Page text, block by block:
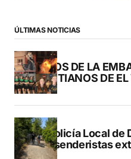
ÚLTIMAS NOTICIAS
FOTOS DE LA
CRISTIANOS DE EL
La Policía Local de
dos senderistas